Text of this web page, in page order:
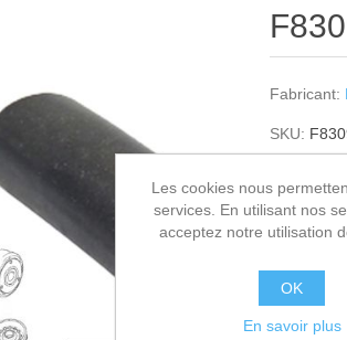
Fabricant:
SKU:
3,50€
Les cookies nous
services. En utilisant nos
acceptez notre utilisation
OK
En savoir plus